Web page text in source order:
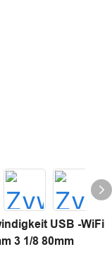
USB -WiFi
3 1/8 80mm